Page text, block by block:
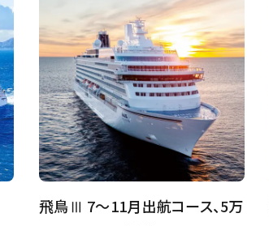
飛鳥Ⅲ 7～11月出航コース、5万